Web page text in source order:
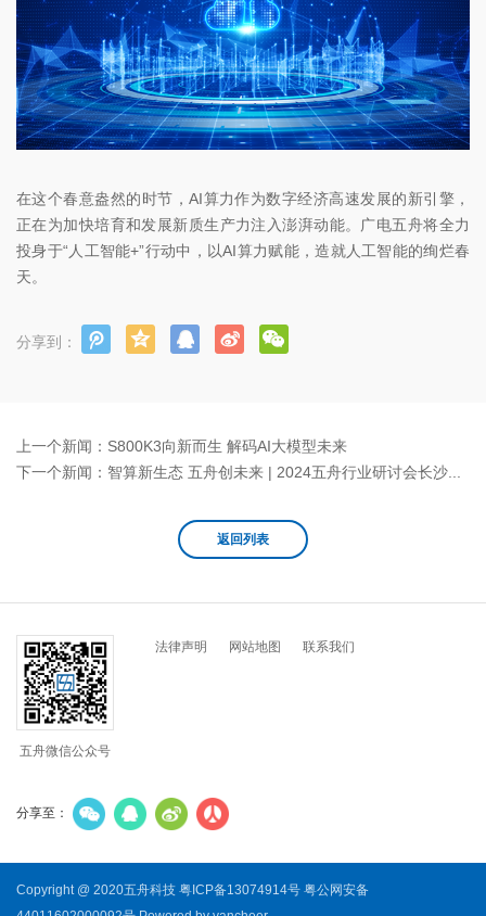
在这个春意盎然的时节，AI算力作为数字经济高速发展的新引擎，
正在为加快培育和发展新质生产力注入澎湃动能。广电五舟将全力
投身于“人工智能+”行动中，以AI算力赋能，造就人工智能的绚烂春
天。
分享到：
上一个新闻： S800K3向新而生 解码AI大模型未来
下一个新闻： 智算新生态 五舟创未来 | 2024五舟行业研讨会长沙首站开启
返回列表
五舟微信公众号
法律声明 网站地图 联系我们
分享至：
Copyright @ 2020五舟科技 粤ICP备13074914号 粤公网安备